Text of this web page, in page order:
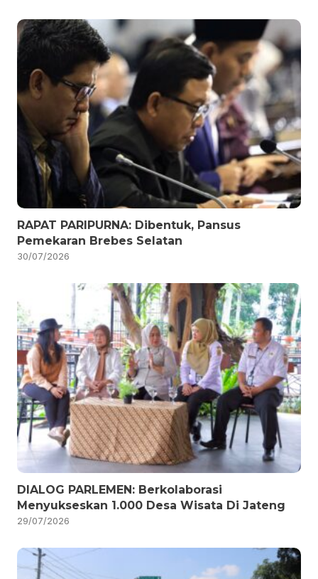
RAPAT PARIPURNA: Dibentuk, Pansus
Pemekaran Brebes Selatan
30/07/2026
DIALOG PARLEMEN: Berkolaborasi
Menyukseskan 1.000 Desa Wisata Di Jateng
29/07/2026